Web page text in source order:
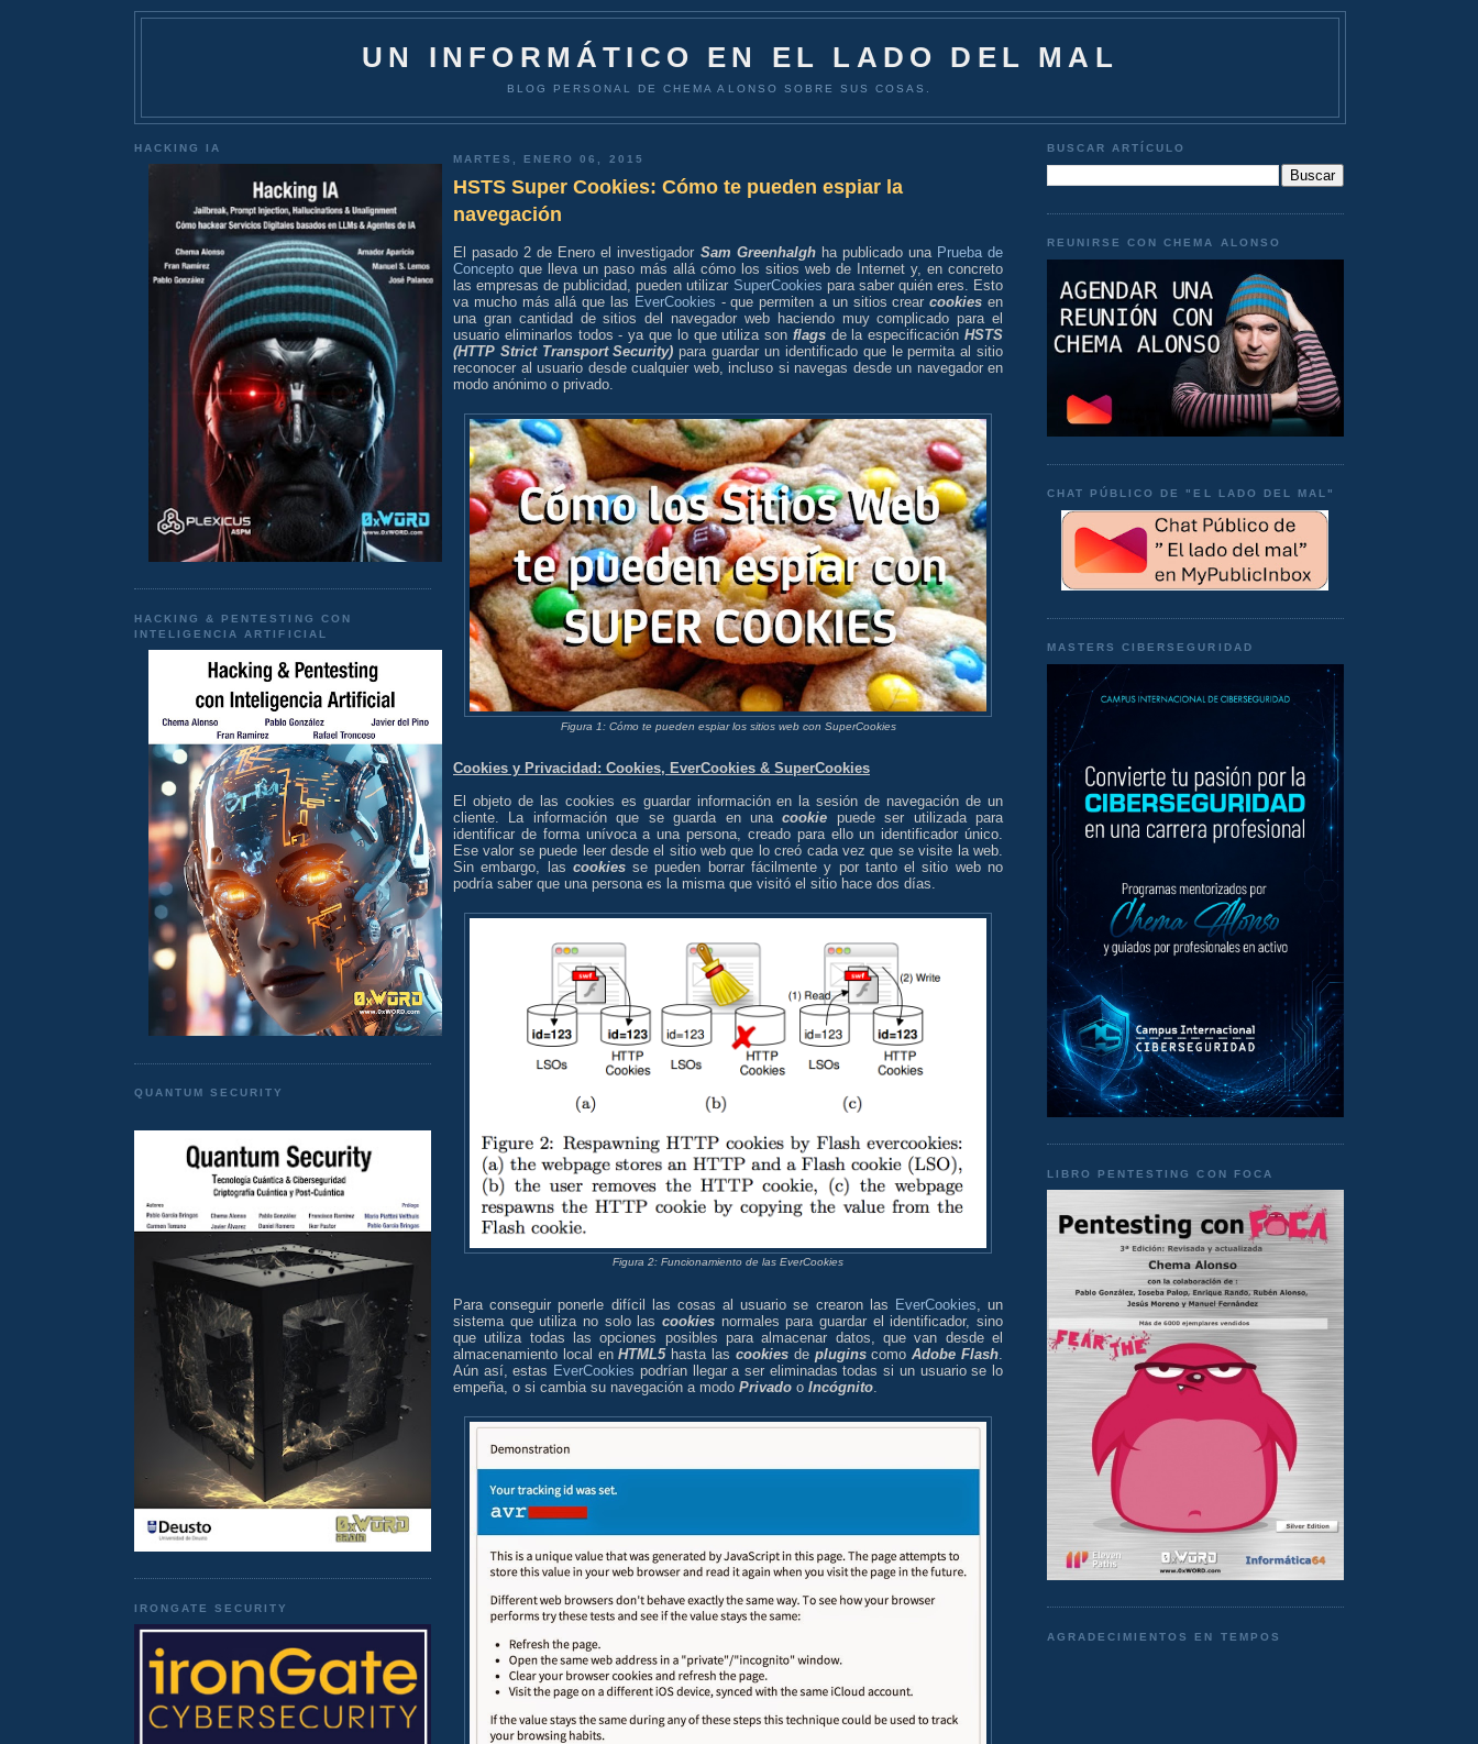
UN INFORMÁTICO EN EL LADO DEL MAL
BLOG PERSONAL DE CHEMA ALONSO SOBRE SUS COSAS.
HACKING IA
HACKING & PENTESTING CON
INTELIGENCIA ARTIFICIAL
QUANTUM SECURITY
IRONGATE SECURITY
MARTES, ENERO 06, 2015
HSTS Super Cookies: Cómo te pueden espiar la
navegación
El pasado 2 de Enero el investigador Sam Greenhalgh ha publicado una Prueba de
Concepto que lleva un paso más allá cómo los sitios web de Internet y, en concreto
las empresas de publicidad, pueden utilizar SuperCookies para saber quién eres. Esto
va mucho más allá que las EverCookies - que permiten a un sitios crearcookies en
una gran cantidad de sitios del navegador web haciendo muy complicado para el
usuario eliminarlos todos - ya que lo que utiliza son flagsde la especificaciónHSTS
(HTTP Strict Transport Security) para guardar un identificado que le permita al sitio
reconocer al usuario desde cualquier web, incluso si navegas desde un navegador en
modo anónimo o privado.
Figura 1: Cómo te pueden espiar los sitios web con SuperCookies
Cookies y Privacidad: Cookies, EverCookies & SuperCookies
El objeto de las cookies es guardar información en la sesión de navegación de un
cliente. La información que se guarda en unacookie puede ser utilizada para
identificar de forma unívoca a una persona, creado para ello un identificador único.
Ese valor se puede leer desde el sitio web que lo creó cada vez que se visite la web.
Sin embargo, las cookiesse pueden borrar fácilmente y por tanto el sitio web no
podría saber que una persona es la misma que visitó el sitio hace dos días.
Figura 2: Funcionamiento de las EverCookies
Para conseguir ponerle difícil las cosas al usuario se crearon las EverCookies , un
sistema que utiliza no solo las cookies normales para guardar el identificador, sino
que utiliza todas las opciones posibles para almacenar datos, que van desde el
almacenamiento local enHTML5hasta las cookiesde pluginscomoAdobe Flash
Aún así, estas EverCookies podrían llegar a ser eliminadas todas si un usuario se lo
empeña, o si cambia su navegación a modo Privado o Incógnito
BUSCAR ARTÍCULO
REUNIRSE CON CHEMA ALONSO
CHAT PÚBLICO DE "EL LADO DEL MAL"
MASTERS CIBERSEGURIDAD
LIBRO PENTESTING CON FOCA
AGRADECIMIENTOS EN TEMPOS